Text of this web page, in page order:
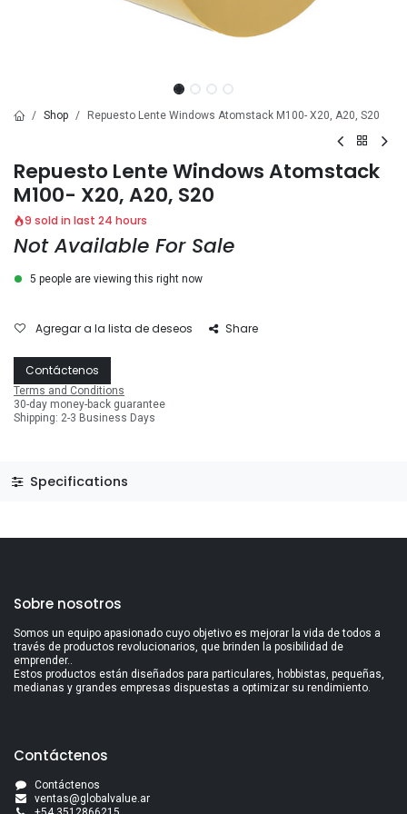
Shop Repuesto Lente Windows Atomstack M100- X20, A20, S20
Repuesto Lente Windows Atomstack
M100- X20, A20, S20
9 sold in last 24 hours
Not Available For Sale
5 people are viewing this right now
Agregar a la lista de deseos Share
Contáctenos
Terms and Conditions
30-day money-back guarantee
Shipping: 2-3 Business Days
Specifications
Sobre nosotros
Somos un equipo apasionado cuyo objetivo es mejorar la vida de todos a
través de productos revolucionarios, que brinden la posibilidad de
emprender..
Estos productos están diseñados para particulares, hobbistas, pequeñas,
medianas y grandes empresas dispuestas a optimizar su rendimiento.
Contáctenos
Contáctenos
ventas@globalvalue.ar